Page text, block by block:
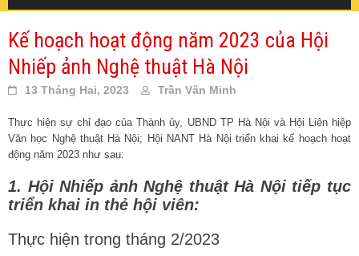
Kế hoạch hoạt động năm 2023 của Hội
Nhiếp ảnh Nghệ thuật Hà Nội
13 Tháng Hai, 2023 Trần Văn Minh
Thực hiện sự chỉ đạo của Thành ủy, UBND TP Hà Nội và Hội Liên hiệp
Văn học Nghệ thuật Hà Nội; Hội NANT Hà Nội triển khai kế hoạch hoạt
động năm 2023 như sau:
1. Hội Nhiếp ảnh Nghệ thuật Hà Nội tiếp tục
triển khai in thẻ hội viên:
Thực hiện trong tháng 2/2023